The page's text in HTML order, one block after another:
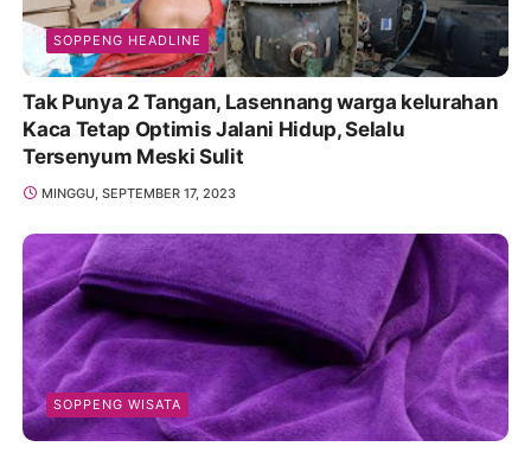
SOPPENG HEADLINE
Tak Punya 2 Tangan, Lasennang warga kelurahan
Kaca Tetap Optimis Jalani Hidup, Selalu
Tersenyum Meski Sulit
MINGGU, SEPTEMBER 17, 2023
SOPPENG WISATA